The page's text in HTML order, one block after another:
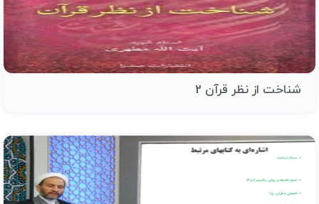
شناخت از نظر قرآن 2